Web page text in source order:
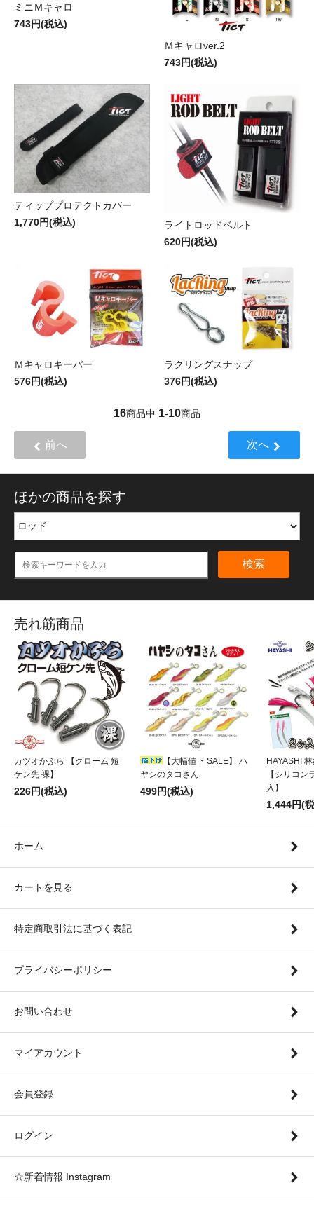
ミニＭキャロ
743円(税込)
Ｍキャロver.2
743円(税込)
ティッププロテクトカバー
1,770円(税込)
ライトロッドベルト
620円(税込)
Ｍキャロキーパー
576円(税込)
ラクリングスナップ
376円(税込)
16商品中 1-10商品
前へ 次へ
ほかの商品を探す
検索
売れ筋商品
カツオかぶら 【クローム 短
ケン先 裸】
226円(税込)
【大幅値下 SALE】 ハ
ヤシのタコさん
499円(税込)
HAYASHI
【シリコン
入】
1,444円(
ホーム
カートを見る
特定商取引法に基づく表記
プライバシーポリシー
お問い合わせ
マイアカウント
会員登録
ログイン
☆新着情報 Instagram